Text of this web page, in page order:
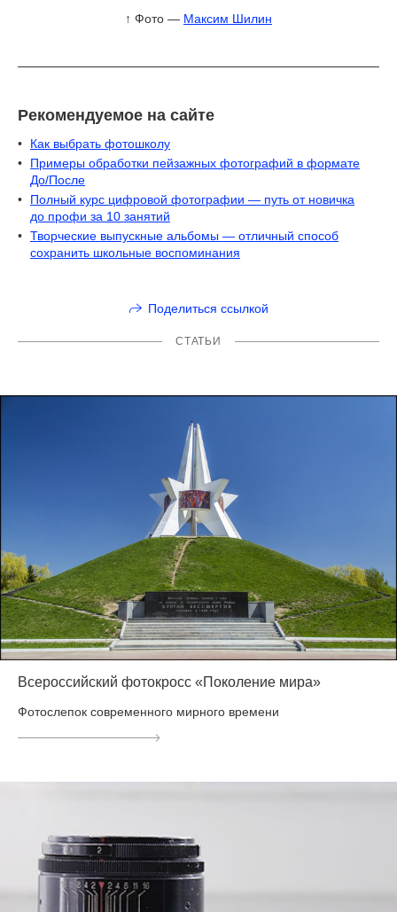
↑ Фото — Максим Шилин
Рекомендуемое на сайте
Как выбрать фотошколу
Примеры обработки пейзажных фотографий в формате
До/После
Полный курс цифровой фотографии — путь от новичка
до профи за 10 занятий
Творческие выпускные альбомы — отличный способ
сохранить школьные воспоминания
Поделиться ссылкой
СТАТЬИ
Всероссийский фотокросс «Поколение мира»
Фотослепок современного мирного времени